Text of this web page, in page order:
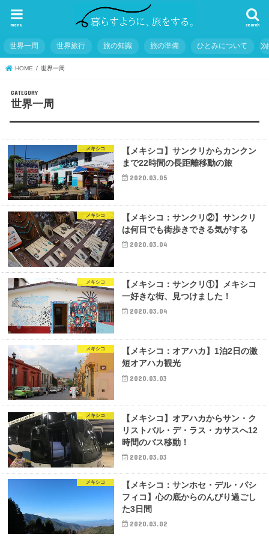
search
menu
世界一周 世界旅行 旅の知識 旅の準備 ひとみについて
HOME 世界一周
世界一周
メキシコ
【メキシコ】サンクリからカンクン
まで22時間の長距離移動の旅
2020.03.05
メキシコ
【メキシコ：サンクリ②】サンクリ
は何日でも街歩きできる気がする
2020.03.04
メキシコ
【メキシコ：サンクリ①】メキシコ
一好きな街、見つけました！
2020.03.04
メキシコ
【メキシコ：オアハカ】1泊2日の激
短オアハカ観光
2020.03.03
メキシコ
【メキシコ】オアハカからサン・ク
リストバル・デ・ラス・カサスへ12
時間のバス移動！
2020.03.03
メキシコ
【メキシコ：サンホセ・デル・パシ
フィコ】心の底からのんびり過ごし
た3日間
2020.03.02